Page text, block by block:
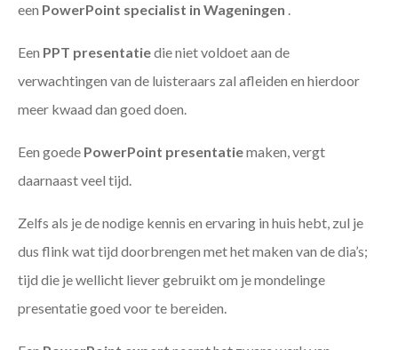
een PowerPoint specialist in Wageningen .
Een PPT presentatiedie niet voldoet aan de
verwachtingen van de luisteraars zal afleiden en hierdoor
meer kwaad dan goed doen.
Een goede PowerPoint presentatiemaken, vergt
daarnaast veel tijd.
Zelfs als je de nodige kennis en ervaring in huis hebt, zul je
dus flink wat tijd doorbrengen met het maken van de dia’s;
tijd die je wellicht liever gebruikt om je mondelinge
presentatie goed voor te bereiden.